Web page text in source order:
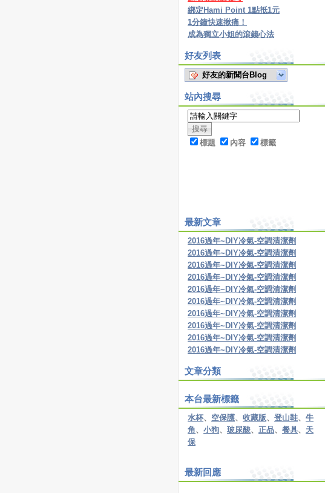
綁定Hami Point 1點抵1元
1分鐘快速揪痛！
成為獨立小姐的滾錢心法
好友列表
好友的新聞台Blog
站內搜尋
標題 內容 標籤
最新文章
2016過年~DIY冷氣-空調清潔劑
2016過年~DIY冷氣-空調清潔劑
2016過年~DIY冷氣-空調清潔劑
2016過年~DIY冷氣-空調清潔劑
2016過年~DIY冷氣-空調清潔劑
2016過年~DIY冷氣-空調清潔劑
2016過年~DIY冷氣-空調清潔劑
2016過年~DIY冷氣-空調清潔劑
2016過年~DIY冷氣-空調清潔劑
2016過年~DIY冷氣-空調清潔劑
文章分類
本台最新標籤
水杯、 空保護、收藏版、登山鞋、牛
角、小狗、玻尿酸、正品、餐具、 天
保
最新回應